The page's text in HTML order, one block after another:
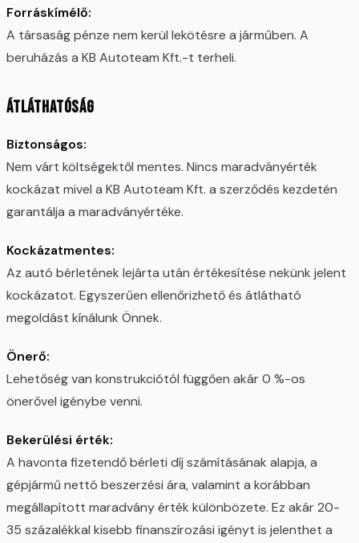
Forráskímélő:
A társaság pénze nem kerül lekötésre a járműben. A
beruházás a KB Autoteam Kft.-t terheli.
Átláthatóság
Biztonságos:
Nem várt költségektől mentes. Nincs maradványérték
kockázat mivel a KB Autoteam Kft. a szerződés kezdetén
garantálja a maradványértéke.
Kockázatmentes:
Az autó bérletének lejárta után értékesítése nekünk jelent
kockázatot. Egyszerűen ellenőrizhető és átlátható
megoldást kínálunk Önnek.
Önerő:
Lehetőség van konstrukciótól függően akár 0 %-os
önerővel igénybe venni.
Bekerülési érték:
A havonta fizetendő bérleti díj számításának alapja, a
gépjármű nettó beszerzési ára, valamint a korábban
megállapított maradvány érték különbözete. Ez akár 20-
35 százalékkal kisebb finanszírozási igényt is jelenthet a